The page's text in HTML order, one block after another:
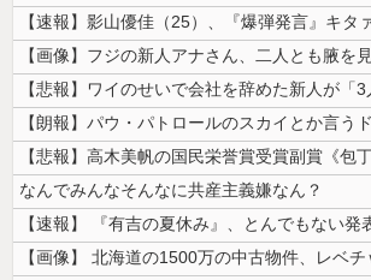
【画像】フジの新人アナさん、二人とも腋を
なんでみんなそんなに共産主義嫌なん？